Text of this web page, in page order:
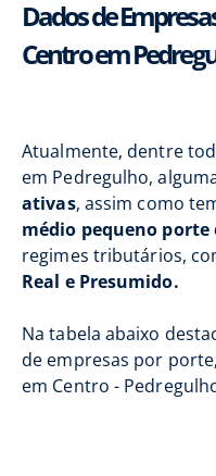
Dados de
Centro em
Atualmente, dentre
em Pedregulho,
ativas, assim como
médio pequeno porte
regimes tributários,
Real e Presumido.
Na tabela abaixo
de empresas por
em Centro -